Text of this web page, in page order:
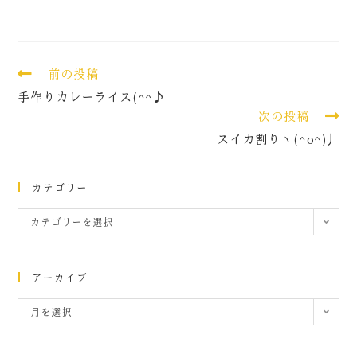
前の投稿
手作りカレーライス(^^♪
次の投稿
スイカ割りヽ(^o^)丿
カテゴリー
カテゴリーを選択
アーカイブ
月を選択